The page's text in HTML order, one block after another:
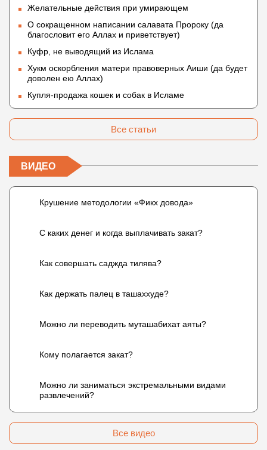
Желательные действия при умирающем
О сокращенном написании салавата Пророку (да
благословит его Аллах и приветствует)
Куфр, не выводящий из Ислама
Хукм оскорбления матери правоверных Аиши (да будет
доволен ею Аллах)
Купля-продажа кошек и собак в Исламе
Все статьи
ВИДЕО
Крушение методологии «Фикх довода»
С каких денег и когда выплачивать закат?
Как совершать саджда тилява?
Как держать палец в ташаххуде?
Можно ли переводить муташабихат аяты?
Кому полагается закат?
Можно ли заниматься экстремальными видами
развлечений?
Все видео